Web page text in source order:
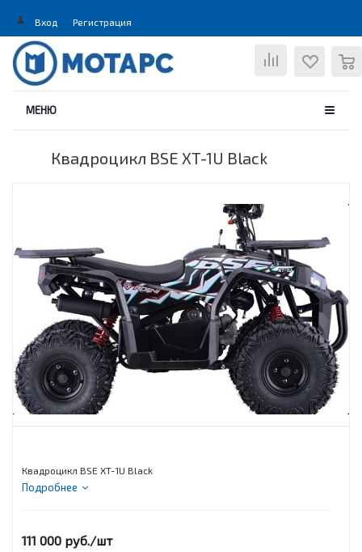
Вход Регистрация
МЕНЮ
Квадроцикл BSE XT-1U Black
Квадроцикл BSE XT-1U Black
Подробнее
111 000 руб./шт